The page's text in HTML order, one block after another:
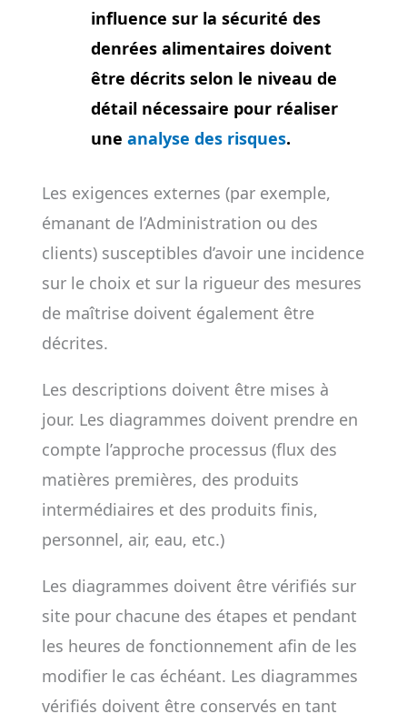
influence sur la sécurité des
denrées alimentaires doivent
être décrits selon le niveau de
détail nécessaire pour réaliser
une analyse des risques.
Les exigences externes (par exemple,
émanant de l’Administration ou des
clients) susceptibles d’avoir une incidence
sur le choix et sur la rigueur des mesures
de maîtrise doivent également être
décrites.
Les descriptions doivent être mises à
jour. Les diagrammes doivent prendre en
compte l’approche processus (flux des
matières premières, des produits
intermédiaires et des produits finis,
personnel, air, eau, etc.)
Les diagrammes doivent être vérifiés sur
site pour chacune des étapes et pendant
les heures de fonctionnement afin de les
modifier le cas échéant. Les diagrammes
vérifiés doivent être conservés en tant